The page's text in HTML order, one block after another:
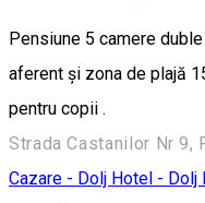
Pensiune 5 camere
aferent și zona de plajă
pentru copii .
Strada Castanilor Nr 9,
Cazare - Dolj Hotel - Dolj